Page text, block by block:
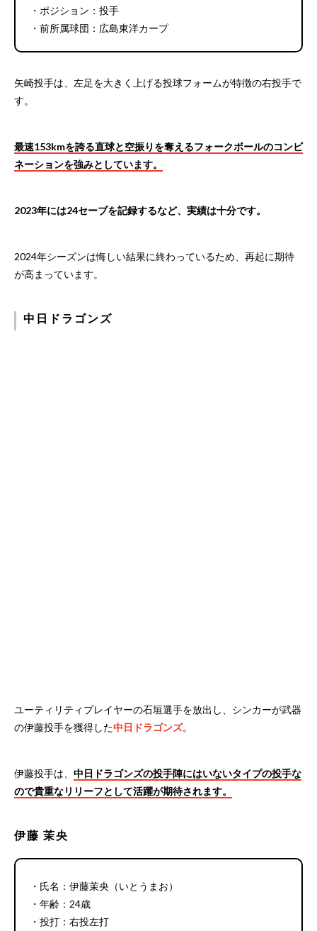
・ポジション：投手
・前所属球団：広島東洋カープ
矢崎投手は、左足を大きく上げる投球フォームが特徴の右投手で
す。
最速153kmを誇る直球と空振りを奪えるフォークボールのコンビ
ネーションを強みとしています。
2023年には24セーブを記録するなど、実績は十分です。
2024年シーズンは悔しい結果に終わっているため、再起に期待
が高まっています。
中日ドラゴンズ
ユーティリティプレイヤーの石垣選手を放出し、シンカーが武器
の伊藤投手を獲得した中日ドラゴンズ。
伊藤投手は、 中日ドラゴンズの投手陣にはいないタイプの投手な
ので貴重なリリーフとして活躍が期待されます。
伊藤 茉央
・氏名：伊藤茉央（いとうまお）
・年齢：24歳
・投打：右投左打